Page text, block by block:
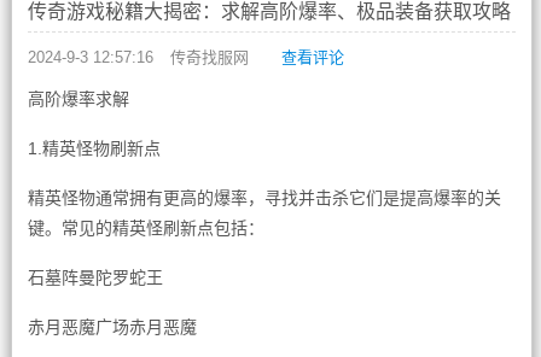
传奇游戏秘籍大揭密：求解高阶爆率、极品装备获取攻略
2024-9-3 12:57:16 传奇找服网 查看评论
高阶爆率求解
1.精英怪物刷新点
精英怪物通常拥有更高的爆率，寻找并击杀它们是提高爆率的关
键。常见的精英怪刷新点包括：
石墓阵曼陀罗蛇王
赤月恶魔广场赤月恶魔